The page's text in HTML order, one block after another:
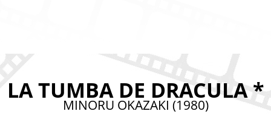
LA TUMBA DE DRACULA *
MINORU OKAZAKI (1980)